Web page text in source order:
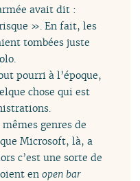
avait dit :
». En fait, les
tombées juste
pourri à l’époque,
chose qui est
genres de
Microsoft, là, a
c’est une sorte de
enopen bar